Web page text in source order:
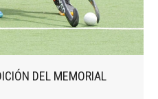
DEL MEMORIAL